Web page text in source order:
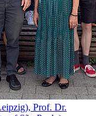
Prof. Dr.